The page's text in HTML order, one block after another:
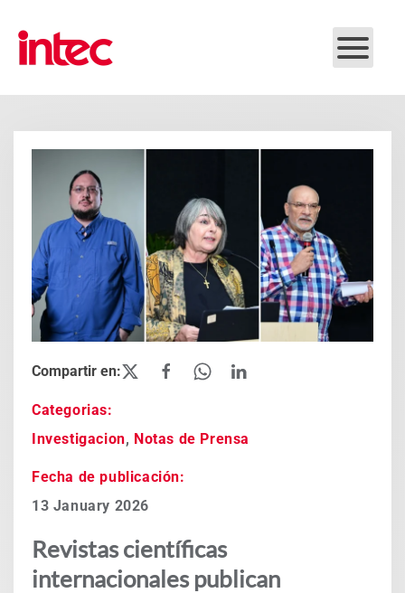
Skip to main content
Categorias:
Investigacion, Notas de Prensa
Fecha de publicación:
13 January 2026
Revistas científicas
internacionales publican